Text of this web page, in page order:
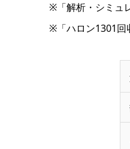
※「解析・シミュ
※「ハロン1301回